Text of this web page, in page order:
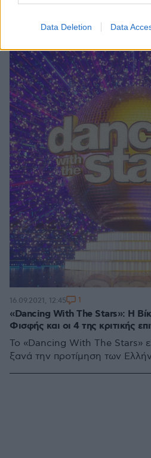
Data Deletion Data
Τετάρτη
«Dancing With The Stars»: Η
Φισφής και οι 4 της κριτικής
Το «Dancing With The Stars»
ξανά την προτίμηση των
16.09.2021, 12:45 1